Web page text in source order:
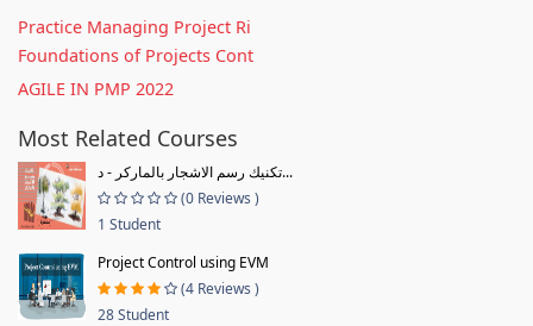
Practice Managing Project Ri
Foundations of Projects Cont
AGILE IN PMP 2022
Most Related Courses
تكنيك رسم الاشجار بالماركر - د...
(0 Reviews )
1 Student
Project Control using EVM
(4 Reviews )
28 Student